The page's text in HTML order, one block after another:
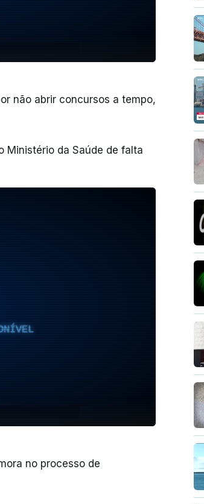
não abrir concursos a tempo,
Ministério da Saúde de falta
no processo de